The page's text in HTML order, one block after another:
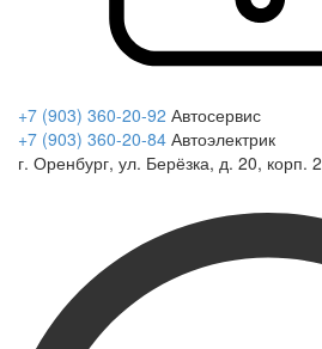
+7 (903) 360-20-92 Автосервис
+7 (903) 360-20-84 Автоэлектрик
г. Оренбург, ул. Берёзка, д. 20, корп. 2